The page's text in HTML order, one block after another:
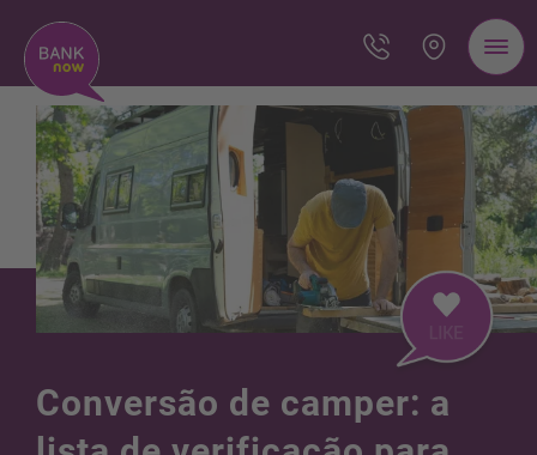
Conversão de camper: a